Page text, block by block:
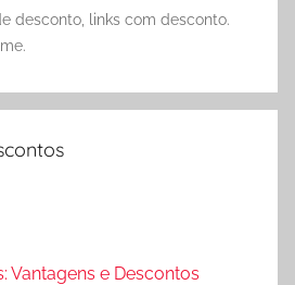
desconto, links com desconto.
Vantagens e Descontos